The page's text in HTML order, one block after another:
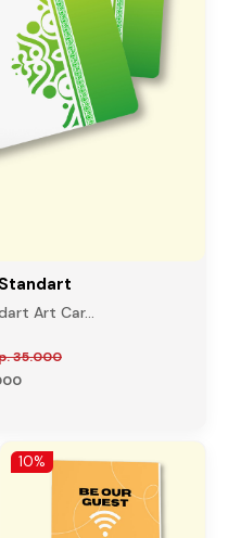
Art Car...
35.000
10%